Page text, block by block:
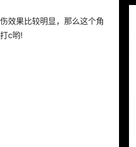
效果比较明显，那么这个角
c哟!